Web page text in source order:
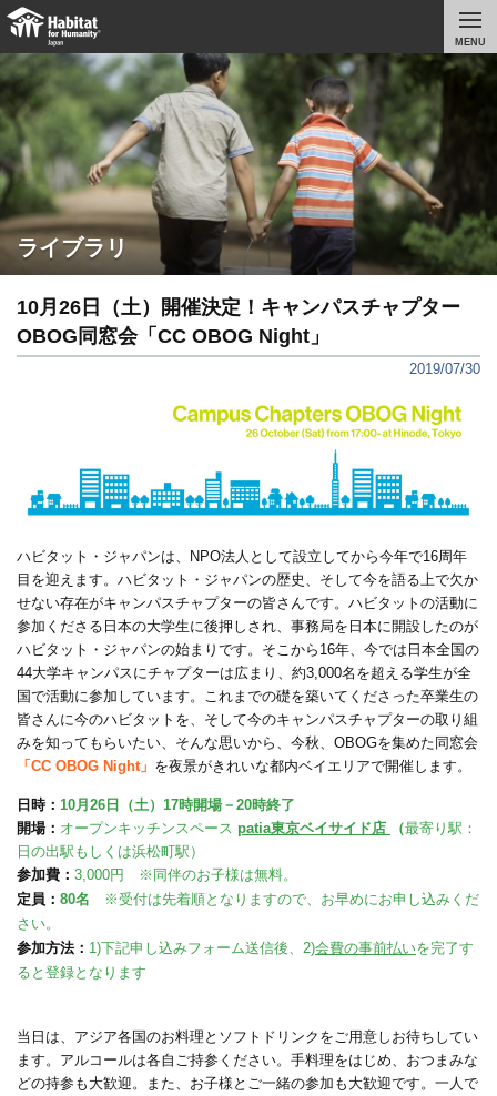
MENU
ライブラリ
10月26日（土）開催決定！キャンパスチャプター
OBOG同窓会「CC OBOG Night」
2019/07/30
ハビタット・ジャパンは、NPO法人として設立してから今年で16周年
目を迎えます。ハビタット・ジャパンの歴史、そして今を語る上で欠か
せない存在がキャンパスチャプターの皆さんです。ハビタットの活動に
参加くださる日本の大学生に後押しされ、事務局を日本に開設したのが
ハビタット・ジャパンの始まりです。そこから16年、今では日本全国の
44大学キャンパスにチャプターは広まり、約3,000名を超える学生が全
国で活動に参加しています。これまでの礎を築いてくださった卒業生の
皆さんに今のハビタットを、そして今のキャンパスチャプターの取り組
みを知ってもらいたい、そんな思いから、今秋、OBOGを集めた同窓会
「CC OBOG Night」 を夜景がきれいな都内ベイエリアで開催します。
日時： 10月26日（土）17時開場－20時終了
開場： オープンキッチンスペース patia東京ベイサイド店 （最寄り駅：
日の出駅もしくは浜松町駅）
参加費： 3,000円
※同伴のお子様は無料。
定員： 80名 ※受付は先着順となりますので、お早めにお申し込みくだ
さい。
参加方法： 1)下記申し込みフォーム送信後、2)会費の事前払いを完了す
ると登録となります
当日は、アジア各国のお料理とソフトドリンクをご用意しお待ちしてい
ます。アルコールは各自ご持参ください。手料理をはじめ、おつまみな
どの持参も大歓迎。また、お子様とご一緒の参加も大歓迎です。一人で